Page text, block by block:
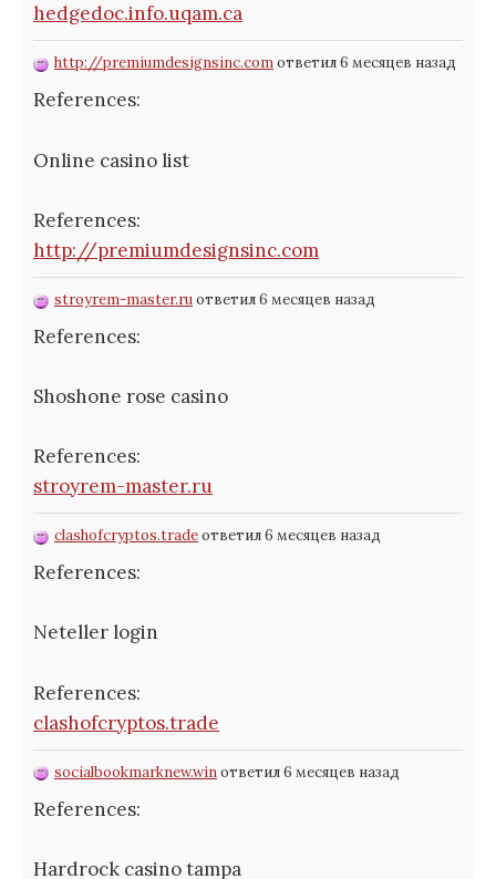
hedgedoc.info.uqam.ca
http://premiumdesignsinc.comответил 6 месяцев назад
References:
Online casino list
References:
http://premiumdesignsinc.com
stroyrem-master.ruответил 6 месяцев назад
References:
Shoshone rose casino
References:
stroyrem-master.ru
clashofcryptos.tradeответил 6 месяцев назад
References:
Neteller login
References:
clashofcryptos.trade
socialbookmarknew.winответил 6 месяцев назад
References:
Hardrock casino tampa